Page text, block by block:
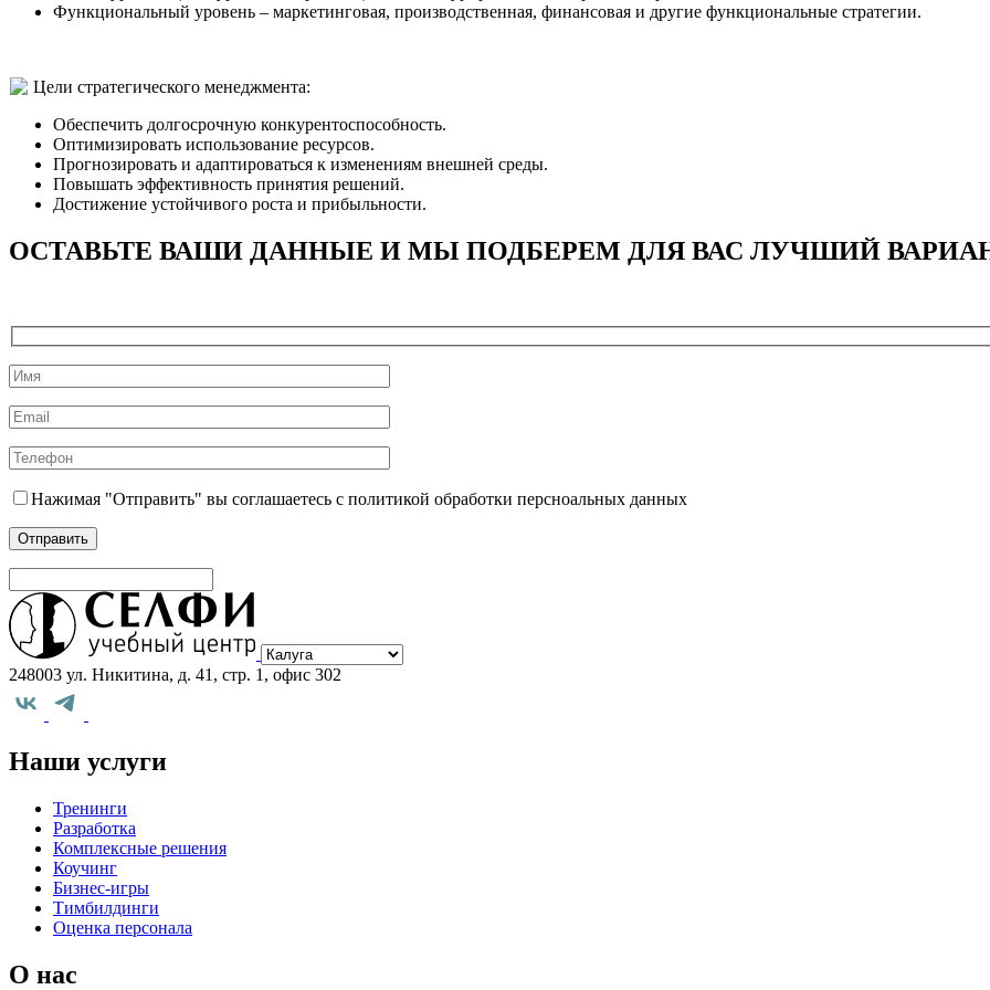
Функциональный уровень – маркетинговая, производственная, финансовая и другие функциональные стратегии.
Цели стратегического менеджмента:
Обеспечить долгосрочную конкурентоспособность.
Оптимизировать использование ресурсов.
Прогнозировать и адаптироваться к изменениям внешней среды.
Повышать эффективность принятия решений.
Достижение устойчивого роста и прибыльности.
ОСТАВЬТЕ ВАШИ ДАННЫЕ И МЫ ПОДБЕРЕМ ДЛЯ ВАС ЛУЧШИЙ
Нажимая "Отправить" вы соглашаетесь с политикой обработки персноальных данных
248003 ул. Никитина, д. 41, стр. 1, офис 302
Наши услуги
Тренинги
Разработка
Комплексные решения
Коучинг
Бизнес-игры
Тимбилдинги
Оценка персонала
О нас